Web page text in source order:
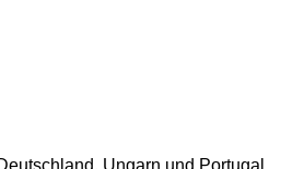
Ungarn und Portugal